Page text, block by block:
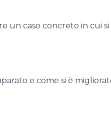
un caso concreto in cui
e come si è